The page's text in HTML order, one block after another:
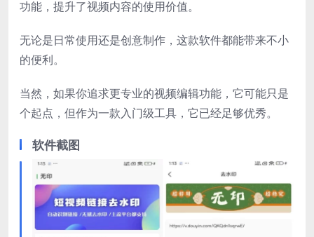
功能，提升了视频内容的使用价值。
无论是日常使用还是创意制作，这款软件都能带来不小
的便利。
当然，如果你追求更专业的视频编辑功能，它可能只是
个起点，但作为一款入门级工具，它已经足够优秀。
软件截图